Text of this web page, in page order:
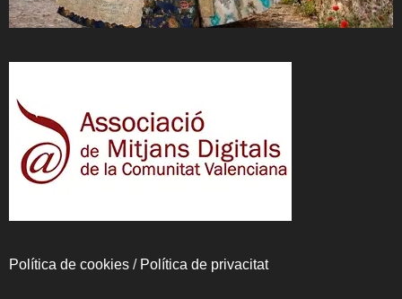
Política de cookies / Política de privacitat